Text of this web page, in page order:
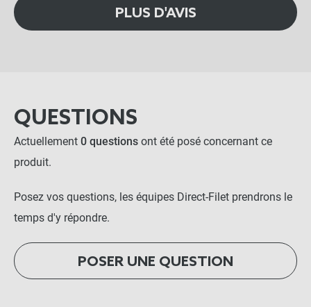
PLUS D'AVIS
QUESTIONS
Actuellement 0 questions ont été posé concernant ce
produit.
Posez vos questions, les équipes Direct-Filet prendrons le
temps d'y répondre.
POSER UNE QUESTION